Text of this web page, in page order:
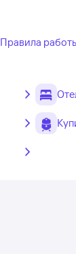
Правила